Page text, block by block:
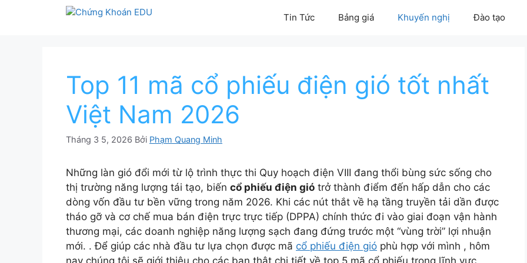
Tin Tức Bảng giá Khuyến nghị Đào tạo
Top 11 mã cổ phiếu điện gió tốt nhất
Việt Nam 2026
Tháng 3 5, 2026 Bởi Phạm Quang Minh
Những làn gió đổi mới từ lộ trình thực thi Quy hoạch điện VIII đang thổi bùng sức sống cho
thị trường năng lượng tái tạo, biến cổ phiếu điện gió trở thành điểm đến hấp dẫn cho các
dòng vốn đầu tư bền vững trong năm 2026. Khi các nút thắt về hạ tầng truyền tải dần được
tháo gỡ và cơ chế mua bán điện trực trực tiếp (DPPA) chính thức đi vào giai đoạn vận hành
thương mại, các doanh nghiệp năng lượng sạch đang đứng trước một “vùng trời” lợi nhuận
mới. . Để giúp các nhà đầu tư lựa chọn được mã cổ phiếu điện gió phù hợp với mình , hôm